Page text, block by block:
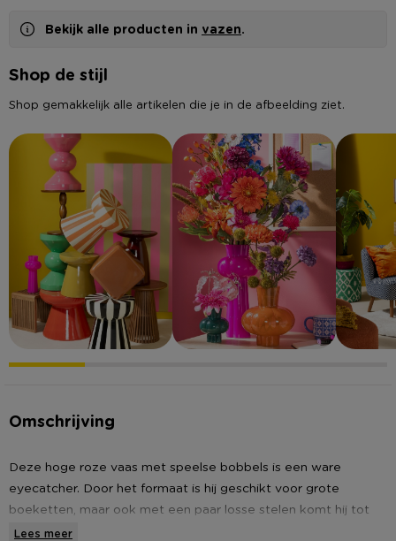
Bekijk alle producten in vazen.
Shop de stijl
Shop gemakkelijk alle artikelen die je in de afbeelding ziet.
Omschrijving
Deze hoge roze vaas met speelse bobbels is een ware
eyecatcher. Door het formaat is hij geschikt voor grote
boeketten, maar ook met een paar losse stelen komt hij tot
z’n recht. Combineer ‘m met kleinere vazen voor een
Lees meer